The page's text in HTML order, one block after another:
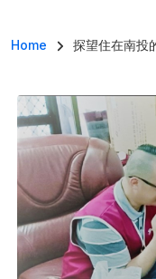
導航連結
Home 探望住在南投